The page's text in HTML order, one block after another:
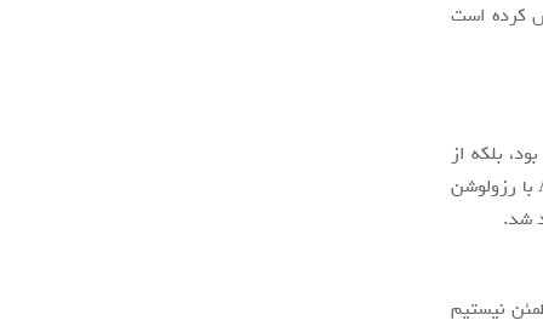
کرده است
بلکه از
یک پنل مستطیلی عمودی بهره خواهد برد. این نمایشگر یک پنل ۱.۶۴ اینچی AMOLED با رزولوشن
نیستیم